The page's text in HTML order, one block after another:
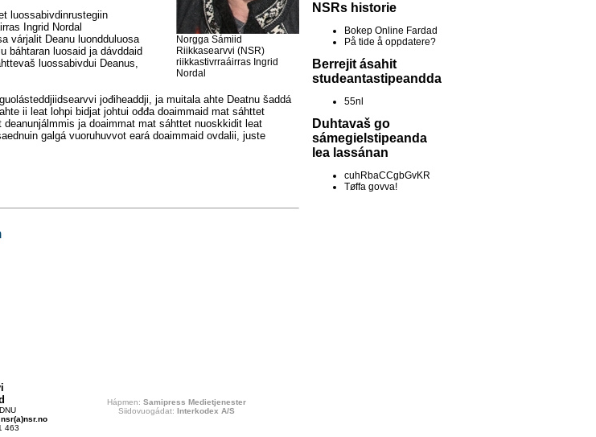
Norgga Sámiid
Riikkasearvvi (NSR)
riikkastivrraáirras Ingrid
Nordal
luossabivdinrustegiin
Ingrid Nordal
várjalit Deanu luondduluosa
báhtaran luosaid ja dávddaid
luossabivdui Deanus,
jođiheaddji, ja muitala ahte Deatnu šaddá
ii leat lohpi bidjat johtui ođđa doaimmaid mat sáhttet
deanunjálmmis ja doaimmat mat sáhttet nuoskkidit leat
galgá vuoruhuvvot eará doaimmaid ovdalii, juste
NSRs historie
Bokep Online Fardad
På tide å oppdatere?
Berrejit ásahit
studeantastipeandda
55nl
Duhtavaš go
sámegielstipeanda
lea lassánan
cuhRbaCCgbGvKR
Tøffa govva!
nsr(a)nsr.no
463
Hápmen: Samipress Medietjenester
Siidovuogádat: Interkodex A/S